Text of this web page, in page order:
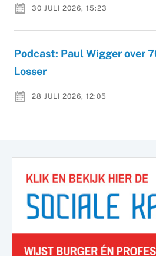
30 JULI 2026, 15:23
Podcast: Paul Wigger over
Losser
28 JULI 2026, 12:05